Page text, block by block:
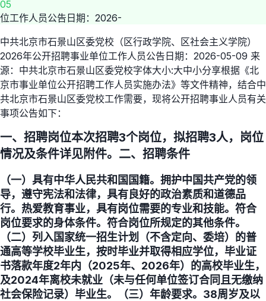
05
位工作人员公告日期：2026-
中共北京市石景山区委党校（区行政学院、区社会主义学院）
2026年公开招聘事业单位工作人员公告日期：2026-05-09 来
源：中共北京市石景山区委党校字体大小:大中小分享根据《北
京市事业单位公开招聘工作人员实施办法》等文件精神，结合中
共北京市石景山区委党校工作需要，现将公开招聘事业人员有关
事项公告如下：
一、招聘岗位本次招聘3个岗位，拟招聘3人，岗位
情况及条件详见附件。二、招聘条件
（一）具有中华人民共和国国籍。拥护中国共产党的领
导，遵守宪法和法律，具有良好的政治素质和道德品
行。热爱教育事业，具有岗位需要的专业和技能。符合
岗位要求的身体条件。符合岗位所规定的其他条件。
（二）列入国家统一招生计划（不含定向、委培）的普
通高等学校毕业生，按时毕业并取得相应学位，毕业证
书落款年度2年内（2025年、2026年）的高校毕业生，
及2024年离校未就业（未与任何单位签订合同且无缴纳
社会保险记录）毕业生。（三）年龄要求。38周岁及以